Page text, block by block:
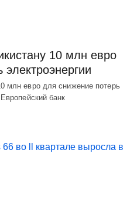
10 млн евро
млн евро для снижение потерь
банк